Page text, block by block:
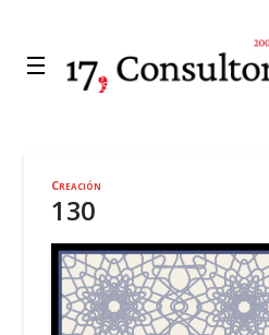
Creación
130